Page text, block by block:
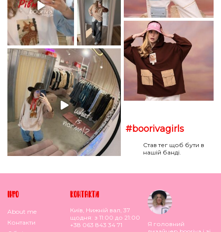
#boorivagirls
Став тег щоб бути в
нашій банді.
IНФО
About me
Контакти
КОНТАКТИ
Київ, Нижній вал, 37
щодня: з 11:00 до 21:00
+38 063 843 34 71
Я головний